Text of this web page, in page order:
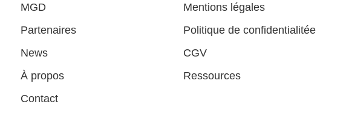
MGD
Partenaires
News
À propos
Contact
Mentions légales
Politique de confidentialitée
CGV
Ressources